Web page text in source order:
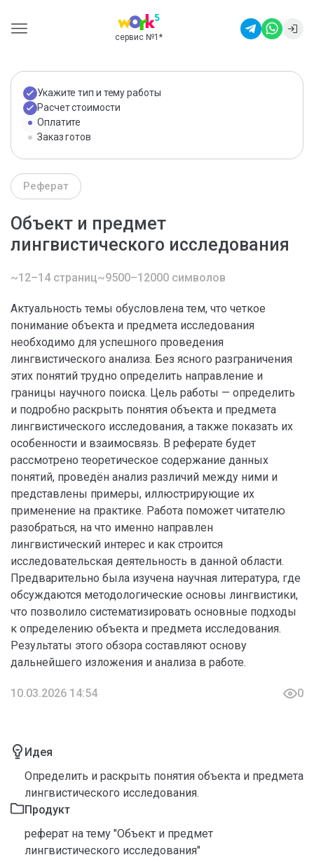
сервис №1 *
Укажите тип и тему работы
Расчет стоимости
Оплатите
Заказ готов
Реферат
Объект и предмет
лингвистического исследования
~12–14 страниц~9500–12000 символов
Актуальность темы обусловлена тем, что четкое
понимание объекта и предмета исследования
необходимо для успешного проведения
лингвистического анализа. Без ясного разграничения
этих понятий трудно определить направление и
границы научного поиска. Цель работы — определить
и подробно раскрыть понятия объекта и предмета
лингвистического исследования, а также показать их
особенности и взаимосвязь. В реферате будет
рассмотрено теоретическое содержание данных
понятий, проведён анализ различий между ними и
представлены примеры, иллюстрирующие их
применение на практике. Работа поможет читателю
разобраться, на что именно направлен
лингвистический интерес и как строится
исследовательская деятельность в данной области.
Предварительно была изучена научная литература, где
обсуждаются методологические основы лингвистики,
что позволило систематизировать основные подходы
к определению объекта и предмета исследования.
Результаты этого обзора составляют основу
дальнейшего изложения и анализа в работе.
10.03.2026 14:54 0
Идея
Определить и раскрыть понятия объекта и предмета
лингвистического исследования.
Продукт
реферат на тему "Объект и предмет
лингвистического исследования"